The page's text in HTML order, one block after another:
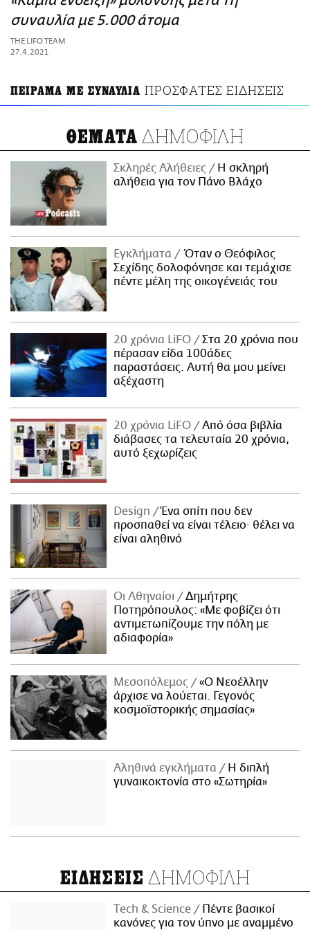
ΑΜΠΑ
PRINT
συναυλία με 5.000 άτομα
THE LIFO TEAM
27.4.2021
ΠΕΙΡΑΜΑ ΜΕ ΣΥΝΑΥΛΙΑ ΠΡΟΣΦΑΤΕΣ ΕΙΔΗΣΕΙΣ
ΘΕΜΑΤΑ ΔΗΜΟΦΙΛΗ
Σκληρές Αλήθειες
H σκληρή
αλήθεια για τον Πάνο Βλάχο
Εγκλήματα
Όταν ο Θεόφιλος
Σεχίδης δολοφόνησε και τεμάχισε
πέντε μέλη της οικογένειάς του
20 χρόνια LiFO
Στα 20 χρόνια που
πέρασαν είδα 100άδες
παραστάσεις. Αυτή θα μου μείνει
αξέχαστη
20 χρόνια LiFO
Από όσα βιβλία
διάβασες τα τελευταία 20 χρόνια,
αυτό ξεχωρίζεις
Design
Ένα σπίτι που δεν
προσπαθεί να είναι τέλειο· θέλει να
είναι αληθινό
Οι Αθηναίοι
Δημήτρης
Ποτηρόπουλος: «Με φοβίζει ότι
αντιμετωπίζουμε την πόλη με
αδιαφορία»
Μεσοπόλεμος
«Ο Νεοέλλην
άρχισε να λούεται. Γεγονός
κοσμοϊστορικής σημασίας»
Αληθινά εγκλήματα
Η διπλή
γυναικοκτονία στο «Σωτηρία»
ΕΙΔΗΣΕΙΣ ΔΗΜΟΦΙΛΗ
Τech & Science
Πέντε βασικοί
κανόνες για τον ύπνο με αναμμένο